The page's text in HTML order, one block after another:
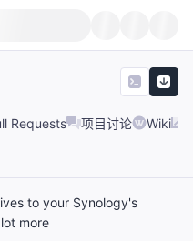
Requests 项目讨论 Wiki
to your Synology's
more